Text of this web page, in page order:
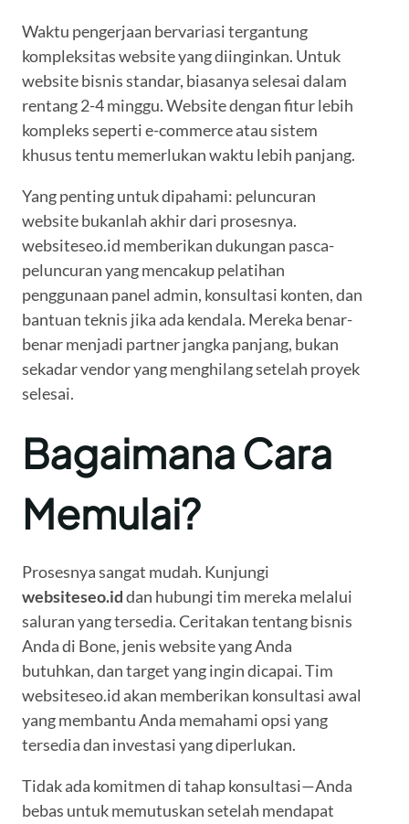
Waktu pengerjaan bervariasi tergantung
kompleksitas website yang diinginkan. Untuk
website bisnis standar, biasanya selesai dalam
rentang 2-4 minggu. Website dengan fitur lebih
kompleks seperti e-commerce atau sistem
khusus tentu memerlukan waktu lebih panjang.
Yang penting untuk dipahami: peluncuran
website bukanlah akhir dari prosesnya.
websiteseo.id memberikan dukungan pasca-
peluncuran yang mencakup pelatihan
penggunaan panel admin, konsultasi konten, dan
bantuan teknis jika ada kendala. Mereka benar-
benar menjadi partner jangka panjang, bukan
sekadar vendor yang menghilang setelah proyek
selesai.
Bagaimana Cara
Memulai?
Prosesnya sangat mudah. Kunjungi
websiteseo.iddan hubungi tim mereka melalui
saluran yang tersedia. Ceritakan tentang bisnis
Anda di Bone, jenis website yang Anda
butuhkan, dan target yang ingin dicapai. Tim
websiteseo.id akan memberikan konsultasi awal
yang membantu Anda memahami opsi yang
tersedia dan investasi yang diperlukan.
Tidak ada komitmen di tahap konsultasi—Anda
bebas untuk memutuskan setelah mendapat